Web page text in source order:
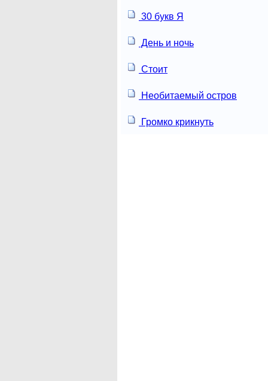
30 букв Я
День и ночь
Стоит
Необитаемый остров
Громко крикнуть